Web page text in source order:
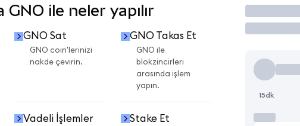
ile neler yapılır
GNO Sat
GNO coin'lerinizi
nakde çevirin.
GNO Takas Et
GNO ile
blokzincirleri
arasında işlem
yapın.
Vadeli İşlemler Stake Et
İşlem
15dk